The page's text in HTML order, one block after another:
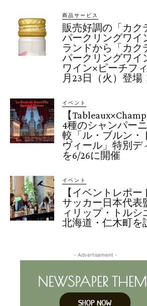
商品サービス
販売好調の「カク
パークリングワイ
ランドから「カク
パークリングワ
ワイン×ピーチフ
月23日（火）登場
イベント
【
4種のシャンパー
較「ル・ブルン・
ヴィール」特別デ
を6/26に開催
イベント
【イベントレポー
サッカー日本代表
ィリップ・トルシ
北海道・仁木町を
- Advertisement -